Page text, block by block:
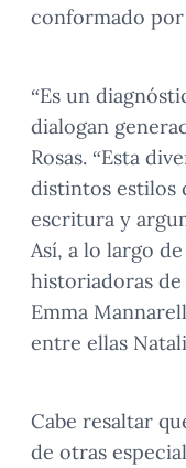
conformado
“Es un
dialogan
Rosas. “Esta
distintos estilos
escritura y
Así, a lo largo
historiadoras
Emma
entre ellas
Cabe resaltar
de otras